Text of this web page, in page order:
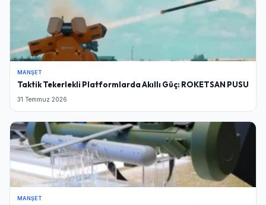
MANŞET
Taktik Tekerlekli Platformlarda Akıllı Güç: ROKETSAN PUSU
31 Temmuz 2026
MANŞET